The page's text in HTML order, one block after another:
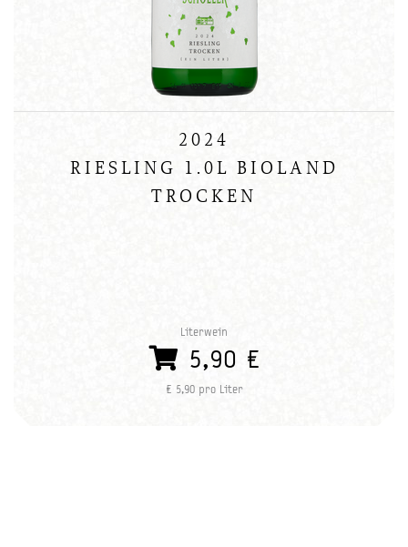
2024
RIESLING 1.0L BIOLAND
TROCKEN
Literwein
5,90 €
€ 5,90 pro Liter